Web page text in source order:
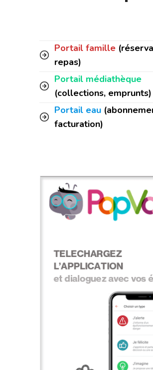
Portail famille
repas)
Portail médiathèque
(collections, emprunts)
Portail eau
facturation)